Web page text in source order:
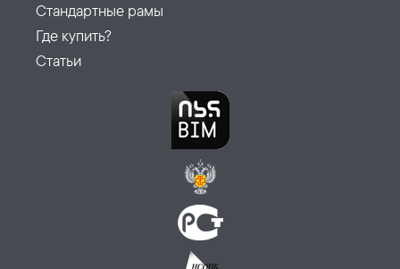
Стандартные рамы
Где купить?
Статьи